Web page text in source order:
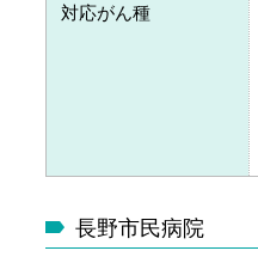
対応がん種
長野市民病院